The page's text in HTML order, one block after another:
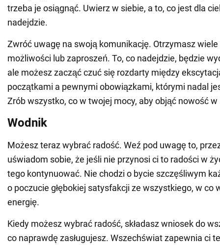
trzeba je osiągnąć. Uwierz w siebie, a to, co jest dla
nadejdzie.
Zwróć uwagę na swoją komunikację. Otrzymasz
możliwości lub zaproszeń. To, co nadejdzie, będzie
ale możesz zacząć czuć się rozdarty między
początkami a pewnymi obowiązkami, którymi nadal
Zrób wszystko, co w twojej mocy, aby objąć nowość
Wodnik
Możesz teraz wybrać radość. Weź pod uwagę to,
uświadom sobie, że jeśli nie przynosi ci to radości w
tego kontynuować. Nie chodzi o bycie szczęśliwym
o poczucie głębokiej satysfakcji ze wszystkiego, w co
energię.
Kiedy możesz wybrać radość, składasz wniosek do
co naprawdę zasługujesz. Wszechświat zapewnia ci